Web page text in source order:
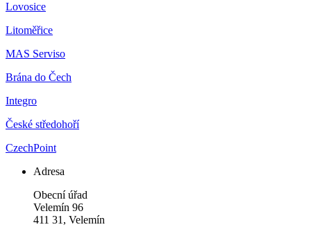
Lovosice
Litoměřice
MAS Serviso
Brána do Čech
Integro
České středohoří
CzechPoint
Adresa
Obecní úřad
Velemín 96
411 31, Velemín